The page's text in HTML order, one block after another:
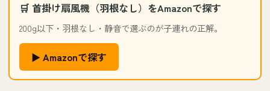
🛒 首掛け扇風機（羽根なし）をAmazonで探す
200g以下・羽根なし・静音で選ぶのが子連れの正解。
▶ Amazonで探す